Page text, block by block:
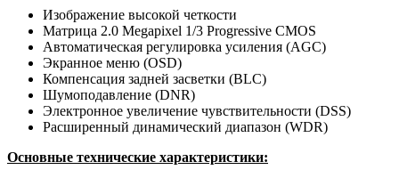
Изображение высокой четкости
Матрица 2.0 Megapixel 1/3 Progressive CMOS
Автоматическая регулировка усиления (AGC)
Экранное меню (OSD)
Компенсация задней засветки (BLC)
Шумоподавление (DNR)
Электронное увеличение чувствительности (DSS)
Расширенный динамический диапазон (WDR)
Основные технические характеристики: